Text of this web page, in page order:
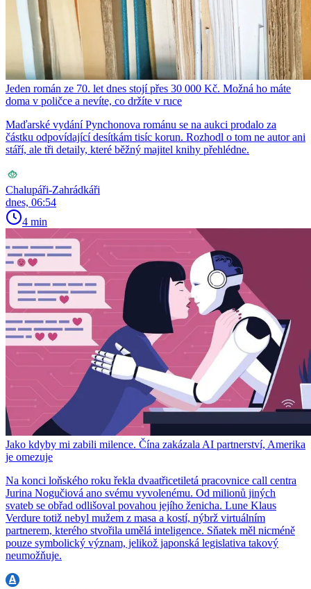
Jeden román ze 70. let dnes stojí přes 30 000 Kč. Možná ho máte
doma v poličce a nevíte, co držíte v ruce
Maďarské vydání Pynchonova románu se na aukci prodalo za
částku odpovídající desítkám tisíc korun. Rozhodl o tom ne autor ani
stáří, ale tři detaily, které běžný majitel knihy přehlédne.
Chalupáři-Zahrádkáři
dnes, 06:54
4 min
Jako kdyby mi zabili milence. Čína zakázala AI partnerství, Amerika
je omezuje
Na konci loňského roku řekla dvaatřicetiletá pracovnice call centra
Jurina Nogučiová ano svému vyvolenému. Od milionů jiných
svateb se obřad odlišoval povahou jejího ženicha. Lune Klaus
Verdure totiž nebyl mužem z masa a kostí, nýbrž virtuálním
partnerem, kterého stvořila umělá inteligence. Sňatek měl nicméně
pouze symbolický význam, jelikož japonská legislativa takový
neumožňuje.